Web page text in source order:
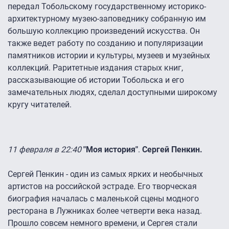
передал Тобольскому государственному историко-
архитектурному музею-заповеднику собранную им
большую коллекцию произведений искусства. Он
также ведет работу по созданию и популяризации
памятников истории и культуры, музеев и музейных
коллекций. Раритетные издания старых книг,
рассказывающие об истории Тобольска и его
замечательных людях, сделал доступными широкому
кругу читателей.
11 февраля в 22:40 "Моя история". Сергей Пенкин.
Сергей Пенкин - один из самых ярких и необычных
артистов на российской эстраде. Его творческая
биография началась c маленькой сцены модного
ресторана в Лужниках более четверти века назад.
Прошло совсем немного времени, и Сергея стали